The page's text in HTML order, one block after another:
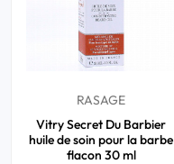
RASAGE
Vitry Secret Du Barbier
huile de soin pour la barbe
flacon 30 ml